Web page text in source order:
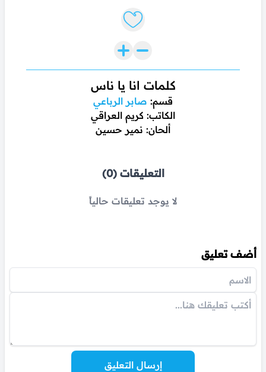
Like lyrics
كلمات انا يا ناس
قسم: صابر الرباعي
الكاتب: كريم العراقي
ألحان: نمير حسين
التعليقات (0)
لا يوجد تعليقات حالياً
أضف تعليق
إرسال التعليق